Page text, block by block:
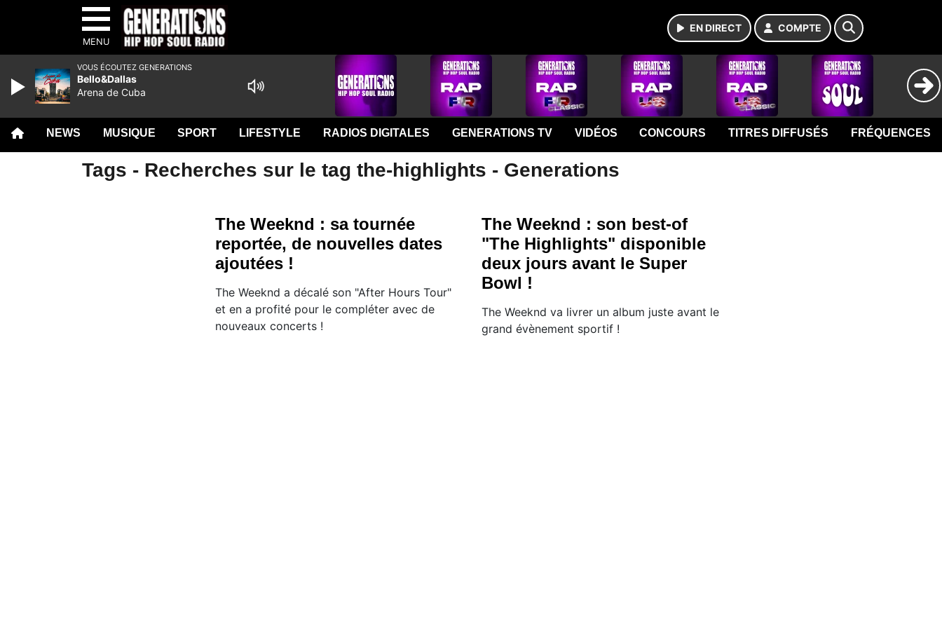
MENU
EN DIRECT COMPTE
NEWS MUSIQUE SPORT LIFESTYLE RADIOS DIGITALES GENERATIONS TV VIDÉOS CONCOURS TITRES DIFFUSÉS FRÉQUENCES
Tags - Recherches sur le tag the-highlights - Generations
The Weeknd : sa tournée
reportée, de nouvelles dates
ajoutées !
The Weeknd a décalé son "After Hours Tour"
et en a profité pour le compléter avec de
nouveaux concerts !
The Weeknd : son best-of
"The Highlights" disponible
deux jours avant le Super
Bowl !
The Weeknd va livrer un album juste avant le
grand évènement sportif !
VOUS ÉCOUTEZ GENERATIONS
Bello&Dallas
Arena de Cuba